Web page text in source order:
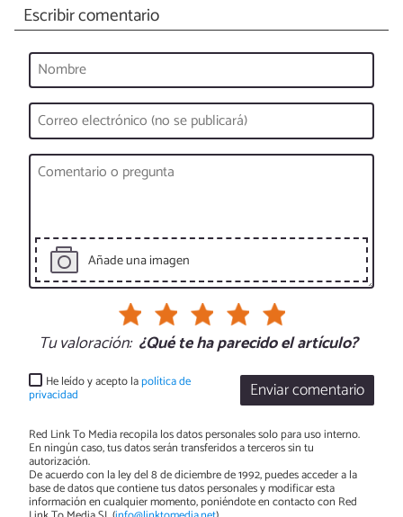
Escribir comentario
Añade una imagen
Tu valoración: ¿Qué te ha parecido el artículo?
Enviar comentario
He leído y acepto lapolítica de
privacidad
Red Link To Media recopila los datos personales solo para uso interno.
En ningún caso, tus datos serán transferidos a terceros sin tu
autorización.
De acuerdo con la ley del 8 de diciembre de 1992, puedes acceder a la
base de datos que contiene tus datos personales y modificar esta
información en cualquier momento, poniéndote en contacto con Red